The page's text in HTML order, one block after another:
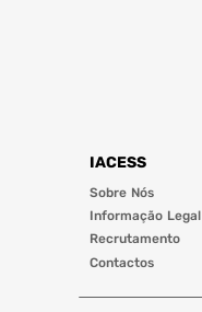
IACESS
Sobre Nós
Informação Legal
Recrutamento
Contactos